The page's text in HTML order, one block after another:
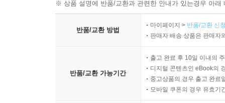
※ 상품 설명에 반품/교환과 관련한 안내가 있는경우 아
반품/교환 방법
마이페이지 > 반품/교환 신
판매자 배송 상품은 판매자
반품/교환 가능기간
출고 완료 후 10일 이내의
디지털 콘텐츠인 eBook의
중고상품의 경우 출고 완료
모바일 쿠폰의 경우 유효기